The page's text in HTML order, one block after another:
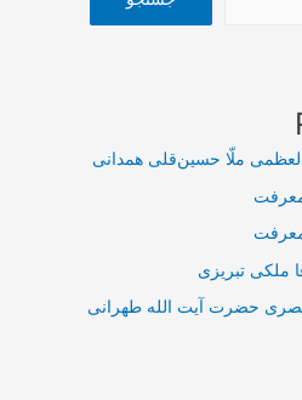
ملّا حسین‌قلی همدانی
ملکی تبریزی
حضرت آیت الله طهرانی